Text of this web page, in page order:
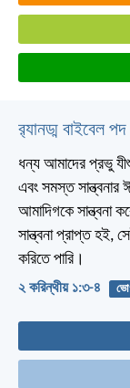
র‌্যানড্ম বাইবেল পদ
ধন্য আমাদের প্রভু
এবং সমস্ত
আমাদিগকে সান্ত্বনা
সান্ত্বনা প্রাপ্ত হই,
করিতে পারি।
২ করিন্থীয় ১:৩-৪